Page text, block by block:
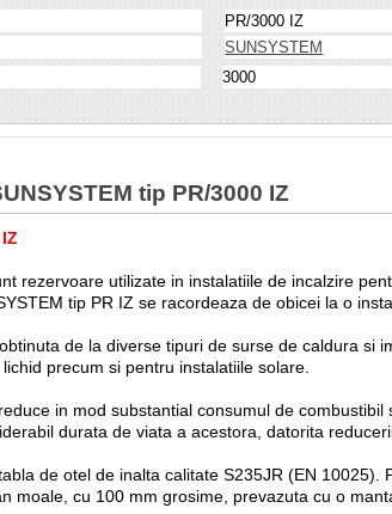
PR/3000 IZ
SUNSYSTEM
3000
tip PR/3000 IZ
rezervoare utilizate in instalatiile de incalzire
tip PR IZ se racordeaza de obicei la o
de la diverse tipuri de surse de caldura
precum si pentru instalatiile solare.
in mod substantial consumul de
durata de viata a acestora, datorita
de otel de inalta calitate S235JR (EN
moale, cu 100 mm grosime, prevazuta cu o